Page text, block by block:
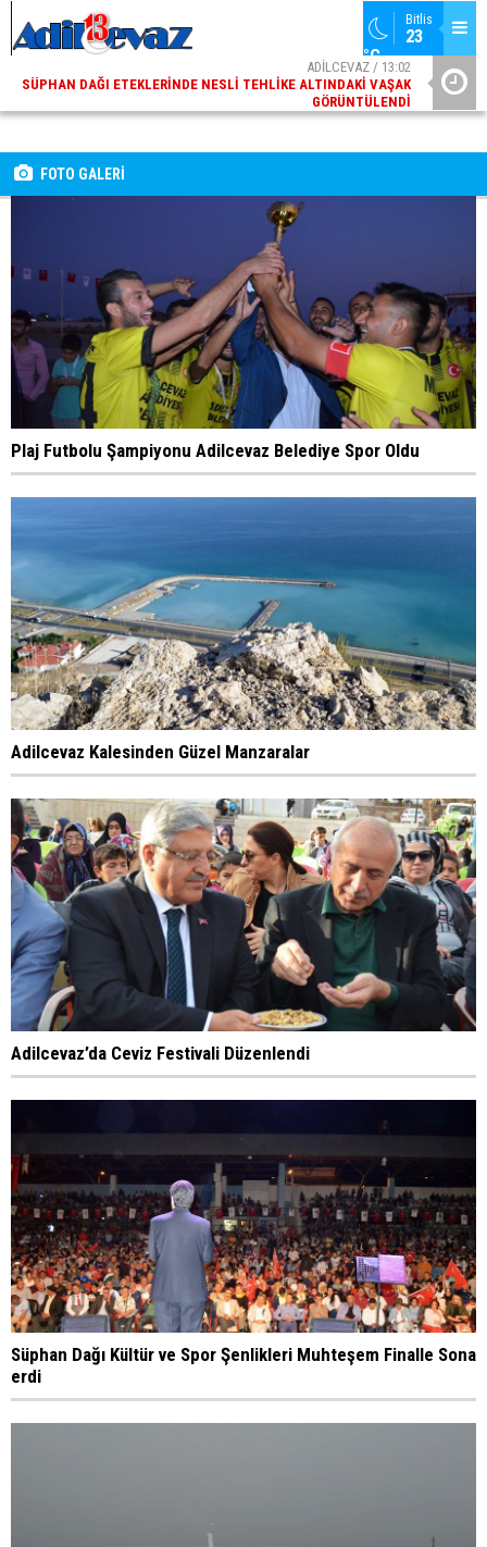
Bitlis
23
°C
ADİLCEVAZ / 13:02
SÜPHAN DAĞI ETEKLERINDE NESLI TEHLIKE ALTINDAKI VAŞAK
GÖRÜNTÜLENDI
ADİLCEVAZ / 09:10
ADILCEVAZ ESKI KAYMAKAMLARINDAN MUSTAFA ÇIFTÇI
FOTO GALERİ
Plaj Futbolu Şampiyonu Adilcevaz Belediye Spor Oldu
Adilcevaz Kalesinden Güzel Manzaralar
Adilcevaz’da Ceviz Festivali Düzenlendi
Süphan Dağı Kültür ve Spor Şenlikleri Muhteşem Finalle Sona
erdi